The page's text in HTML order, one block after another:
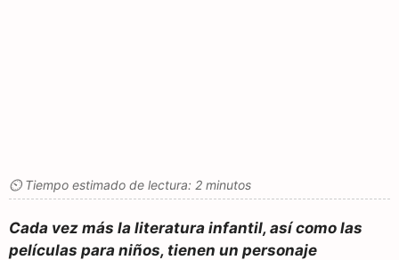
⏲ Tiempo estimado de lectura: 2 minutos
Cada vez más la literatura infantil, así como las
películas para niños, tienen un personaje